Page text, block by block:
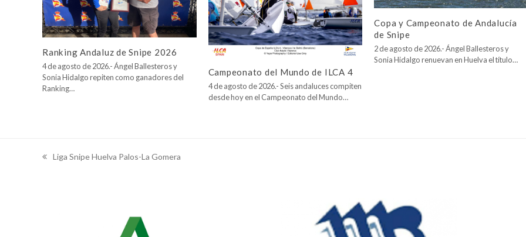
Ranking Andaluz de Snipe 2026
4 de agosto de 2026.- Ángel Ballesteros y
Sonia Hidalgo repiten como ganadores del
Ranking…
Campeonato del Mundo de ILCA 4
4 de agosto de 2026.- Seis andaluces compiten
desde hoy en el Campeonato del Mundo…
Copa y Campeonato de Andalucía
de Snipe
2 de agosto de 2026.- Ángel Ballesteros y
Sonia Hidalgo renuevan en Huelva el título…
previous
Liga Snipe Huelva Palos-La Gomera